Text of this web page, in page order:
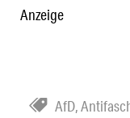
Anzeige
AfD,